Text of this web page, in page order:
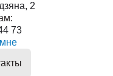
2
73